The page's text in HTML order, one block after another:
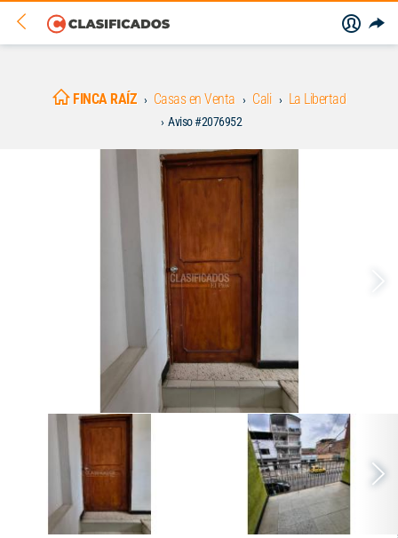
FINCA RAÍZ Casas en Venta Cali La Libertad
Aviso #2076952